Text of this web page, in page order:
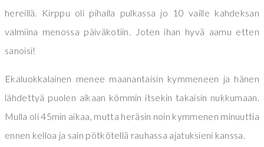
hereillä. Kirppu oli pihalla pulkassa jo 10 vaille kahdeksan
valmiina menossa päiväkotiin. Joten ihan hyvä aamu etten
sanoisi!
Ekaluokkalainen menee maanantaisin kymmeneen ja hänen
lähdettyä puolen aikaan kömmin itsekin takaisin nukkumaan.
Mulla oli 45min aikaa, mutta heräsin noin kymmenen minuuttia
ennen kelloa ja sain pötkötellä rauhassa ajatuksieni kanssa.